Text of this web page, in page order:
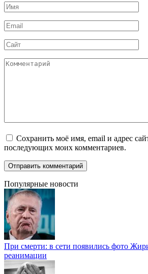
Имя
*
Email
*
Сайт
Комментарий
Сохранить моё имя, email и адрес
последующих моих комментариев.
Популярные новости
При смерти: в сети появились фото
реанимации